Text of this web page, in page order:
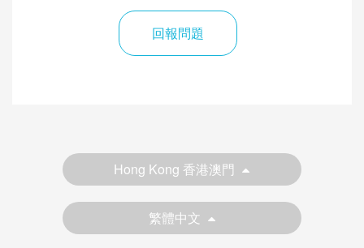
回報問題
Hong Kong 香港澳門
繁體中文